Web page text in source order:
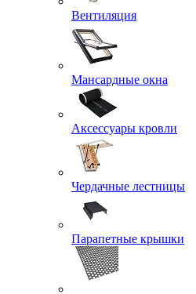
Вентиляция
Мансардные окна
Аксессуары кровли
Чердачные лестницы
Парапетные крышки